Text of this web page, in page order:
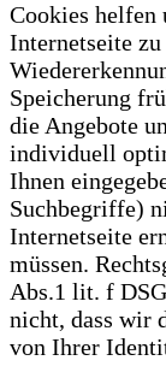
Cookies helfen
Internetseite
Speicherung
die Angebote
individuell
Ihnen
Suchbegriffe)
Internetseite
müssen.
Abs.1 lit. f
nicht, dass wir
von Ihrer